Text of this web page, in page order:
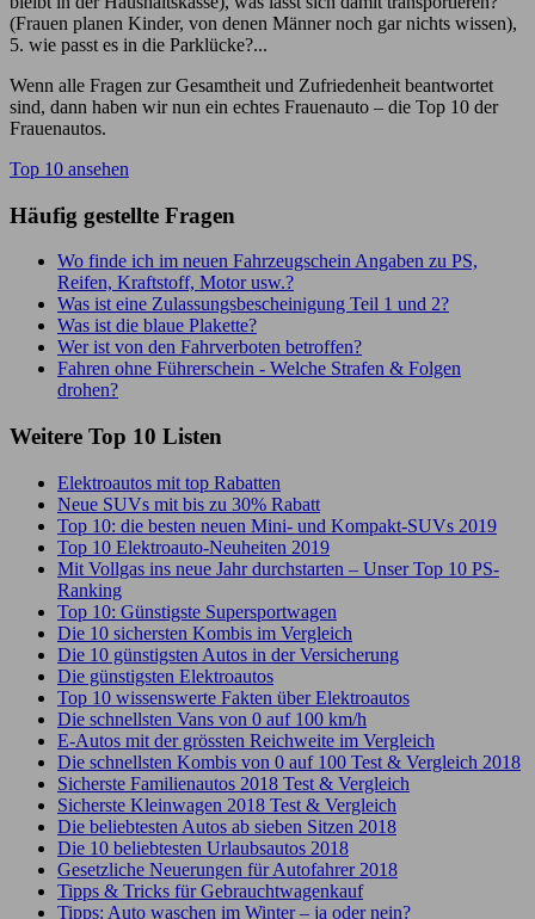
(Frauen planen Kinder, von denen Männer noch gar nichts wissen),
5. wie passt es in die Parklücke?...
Wenn alle Fragen zur Gesamtheit und Zufriedenheit beantwortet
sind, dann haben wir nun ein echtes Frauenauto – die Top 10 der
Frauenautos.
Top 10 ansehen
Häufig gestellte Fragen
Wo finde ich im neuen Fahrzeugschein Angaben zu PS,
Reifen, Kraftstoff, Motor usw.?
Was ist eine Zulassungsbescheinigung Teil 1 und 2?
Was ist die blaue Plakette?
Wer ist von den Fahrverboten betroffen?
Fahren ohne Führerschein - Welche Strafen & Folgen
drohen?
Weitere Top 10 Listen
Elektroautos mit top Rabatten
Neue SUVs mit bis zu 30% Rabatt
Top 10: die besten neuen Mini- und Kompakt-SUVs 2019
Top 10 Elektroauto-Neuheiten 2019
Mit Vollgas ins neue Jahr durchstarten – Unser Top 10 PS-
Ranking
Top 10: Günstigste Supersportwagen
Die 10 sichersten Kombis im Vergleich
Die 10 günstigsten Autos in der Versicherung
Die günstigsten Elektroautos
Top 10 wissenswerte Fakten über Elektroautos
Die schnellsten Vans von 0 auf 100 km/h
E-Autos mit der grössten Reichweite im Vergleich
Die schnellsten Kombis von 0 auf 100 Test & Vergleich 2018
Sicherste Familienautos 2018 Test & Vergleich
Sicherste Kleinwagen 2018 Test & Vergleich
Die beliebtesten Autos ab sieben Sitzen 2018
Die 10 beliebtesten Urlaubsautos 2018
Gesetzliche Neuerungen für Autofahrer 2018
Tipps & Tricks für Gebrauchtwagenkauf
Tipps: Auto waschen im Winter – ja oder nein?